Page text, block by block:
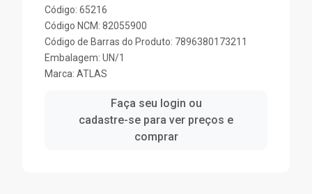
Código: 65216
Código NCM: 82055900
Código de Barras do Produto: 7896380173211
Embalagem: UN/1
Marca: ATLAS
Faça seu login ou
cadastre-se para ver preços e
comprar